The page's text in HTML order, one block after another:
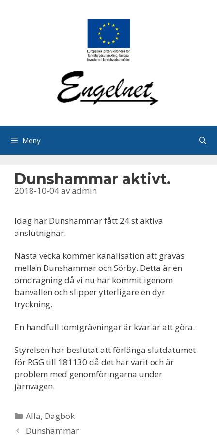
Meny
Dunshammar aktivt.
2018-10-04avadmin
Idag har Dunshammar fått 24 st aktiva
anslutnignar.
Nästa vecka kommer kanalisation att grävas
mellan Dunshammar och Sörby. Detta är en
omdragning då vi nu har kommit igenom
banvallen och slipper ytterligare en dyr
tryckning.
En handfull tomtgrävningar är kvar är att göra.
Styrelsen har beslutat att förlänga slutdatumet
för RGG till 181130 då det har varit och är
problem med genomföringarna under
järnvägen.
Kategorier
Alla, Dagbok
Dunshammar